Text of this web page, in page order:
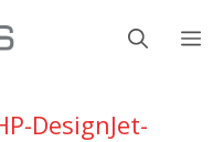
DesignJet-